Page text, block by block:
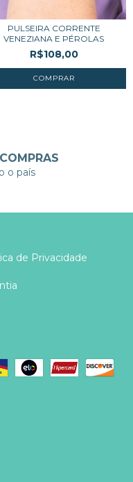
PULSEIRA CORRENTE
VENEZIANA E PÉROLAS
R$108,00
o país
de Privacidade